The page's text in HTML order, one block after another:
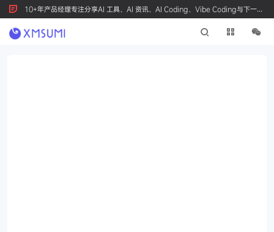
10+年产品经理专注分享AI 工具、AI 资讯、AI Coding、Vibe Coding与下一代
产品创新，按 Ctrl+D 收藏我们